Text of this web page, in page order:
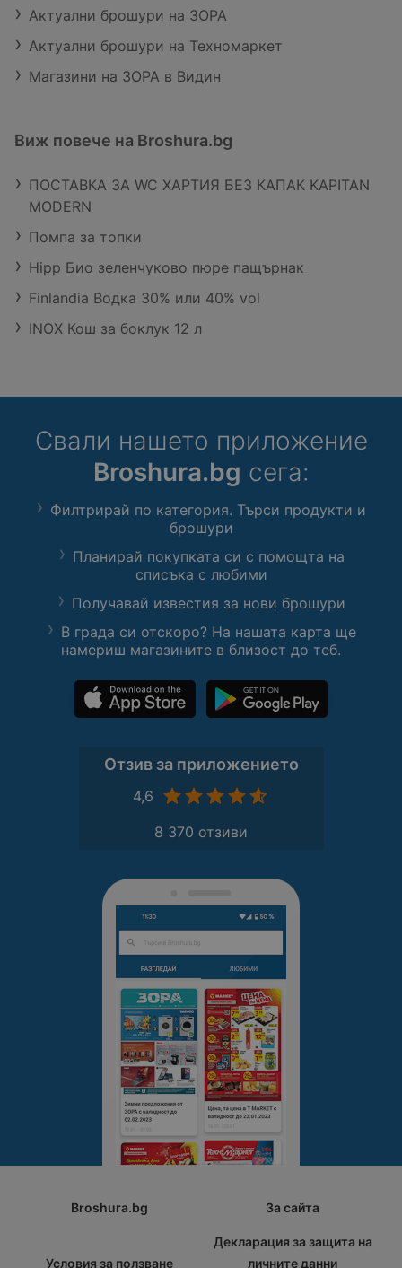
Актуални брошури на ЗОРА
Актуални брошури на Техномаркет
Магазини на ЗОРА в Видин
Виж повече на Broshura.bg
ПОСТАВКА ЗА WC ХАРТИЯ БЕЗ КАПАК KAPITAN
MODERN
Помпа за топки
Hipp Био зеленчуково пюре пащърнак
Finlandia Водка 30% или 40% vol
INOX Кош за боклук 12 л
Свали нашето приложение
Broshura.bg сега:
Филтрирай по категория. Търси продукти и
брошури
Планирай покупката си с помощта на
списъка с любими
Получавай известия за нови брошури
В града си отскоро? На нашата карта ще
намериш магазините в близост до теб.
Отзив за приложението
4,6
8 370 отзиви
Broshura.bg За сайта
Условия за ползване
Декларация за защита на
личните данни